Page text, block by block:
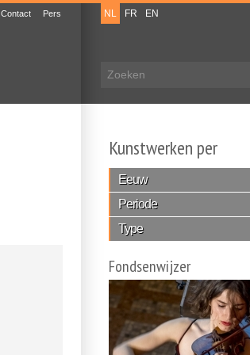
Contact Pers
Zoekveld
NL FR EN
Kunstwerken per
Eeuw
Periode
Type
Fondsenwijzer